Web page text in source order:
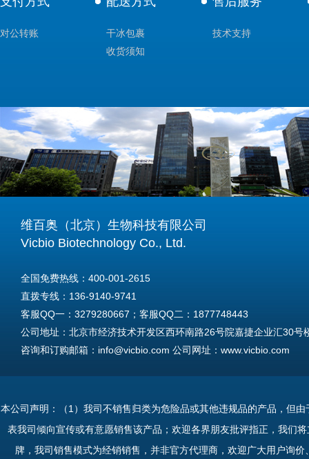
对公转账
干冰包裹
收货须知
技术支持
维百奥（北京）生物科技有限公司
Vicbio Biotechnology Co., Ltd.
全国免费热线：400-001-2615
直拨专线：136-9140-9741
客服QQ一：3279280667；客服QQ二：1877748443
公司地址：北京市经济技术开发区西环南路26号院嘉捷企业汇30号
咨询和订购邮箱：info@vicbio.com 公司网址：www.vicbio.com
Tel: +86-13691409741
本公司声明：（1）我司不销售归类为危险品或其他违规品的产品，但
表我司倾向宣传或有意愿销售该产品；欢迎各界朋友批评指正，我们
牌，我司销售模式为经销销售，并非官方代理商，欢迎广大用户询